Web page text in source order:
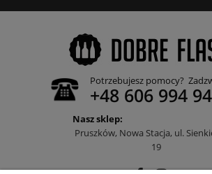
Potrzebujesz pomocy?
+48 606 994
Nasz sklep:
Pruszków, Nowa Stacja, ul.
19